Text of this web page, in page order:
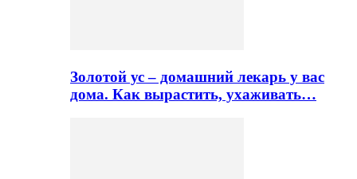
Золотой ус – домашний лекарь у вас
дома. Как вырастить, ухаживать…